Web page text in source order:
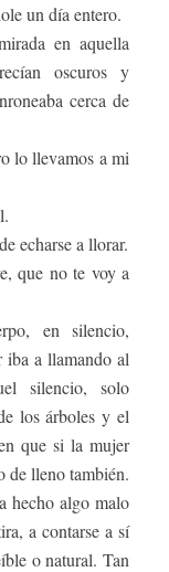
un día entero.
en aquella
oscuros y
cerca de
lo llevamos a mi
echarse a llorar.
que no te voy a
en silencio,
iba a llamando al
silencio, solo
los árboles y el
que si la mujer
de lleno también.
hecho algo malo
a contarse a sí
o natural. Tan